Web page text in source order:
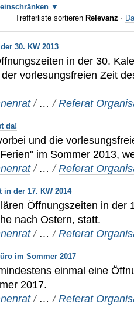
Trefferliste sortieren Relevanz ·
30. KW 2013
in der 30.
vorlesungsfreien Zeit
/ …/Referat
da!
und die
im Sommer 2013,
/ …/Referat
der 17. KW 2014
Öffnungszeiten in der
nach Ostern, statt.
/ …/Referat
im Sommer 2017
einmal eine
2017.
/ …/Referat